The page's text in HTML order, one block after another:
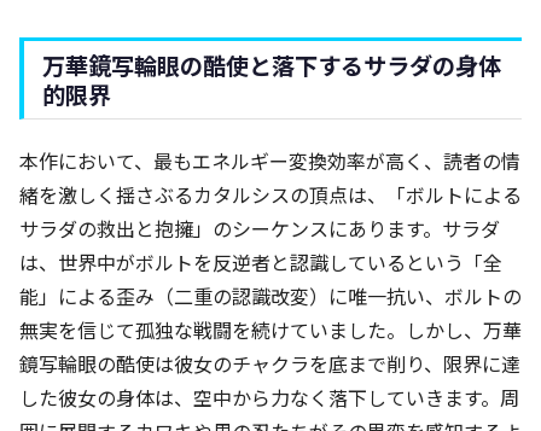
万華鏡写輪眼の酷使と落下するサラダの身体
的限界
本作において、最もエネルギー変換効率が高く、読者の情
緒を激しく揺さぶるカタルシスの頂点は、「ボルトによる
サラダの救出と抱擁」のシーケンスにあります。サラダ
は、世界中がボルトを反逆者と認識しているという「全
能」による歪み（二重の認識改変）に唯一抗い、ボルトの
無実を信じて孤独な戦闘を続けていました。しかし、万華
鏡写輪眼の酷使は彼女のチャクラを底まで削り、限界に達
した彼女の身体は、空中から力なく落下していきます。周